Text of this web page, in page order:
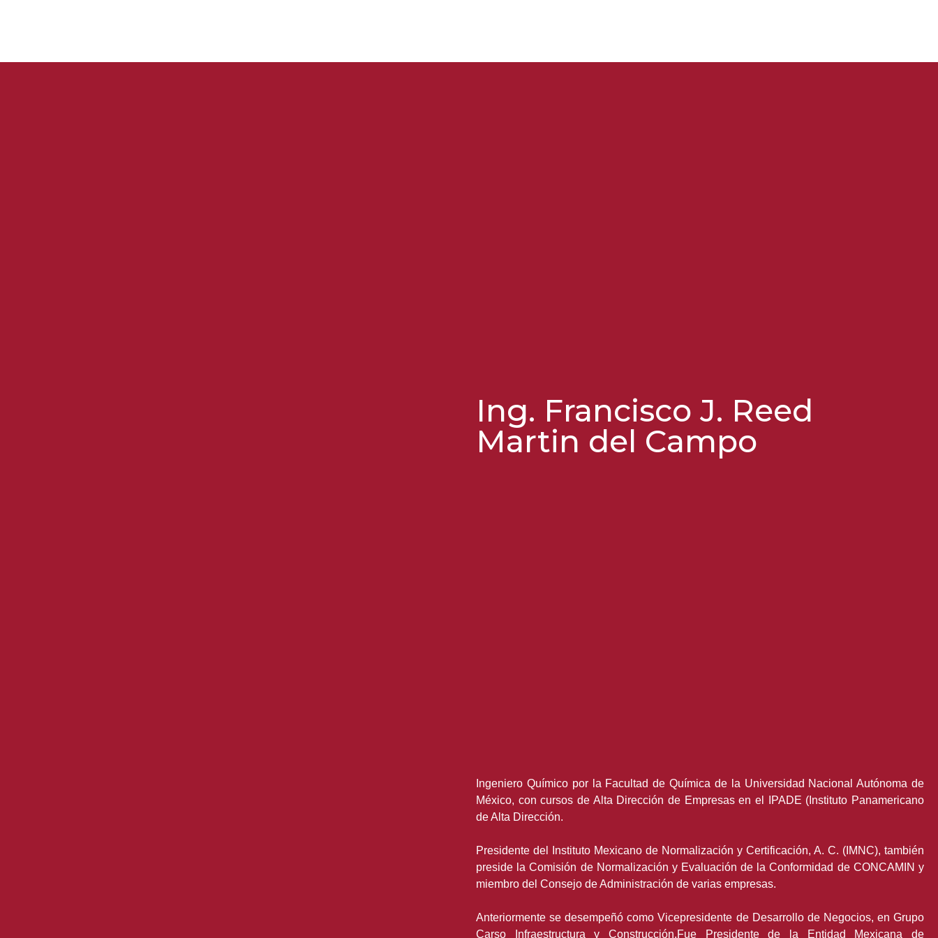
Ing. Francisco J. Reed
Martin del Campo
Ingeniero Químico por la Facultad de Química de la Universidad Nacional Autónoma de
México, con cursos de Alta Dirección de Empresas en el IPADE (Instituto Panamericano
de Alta Dirección.
Presidente del Instituto Mexicano de Normalización y Certificación, A. C. (IMNC), también
preside la Comisión de Normalización y Evaluación de la Conformidad de CONCAMIN y
miembro del Consejo de Administración de varias empresas.
Anteriormente se desempeñó como Vicepresidente de Desarrollo de Negocios, en Grupo
Carso Infraestructura y Construcción.Fue Presidente de la Entidad Mexicana de